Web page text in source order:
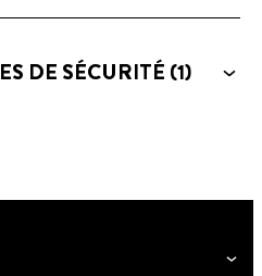
DE SÉCURITÉ (1)